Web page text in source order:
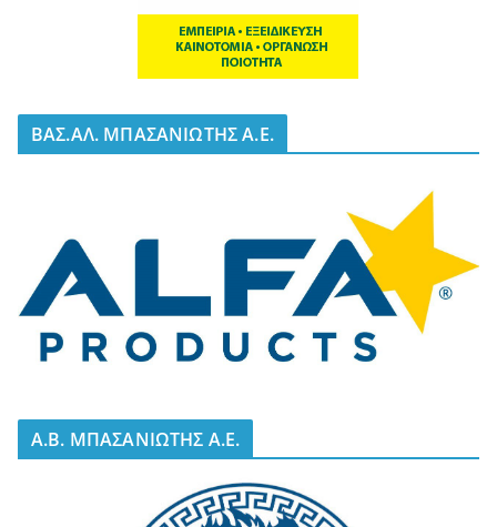
BΑΣ.ΑΛ. ΜΠΑΣΑΝΙΩΤΗΣ Α.Ε.
A.B. ΜΠΑΣΑΝΙΩΤΗΣ Α.Ε.